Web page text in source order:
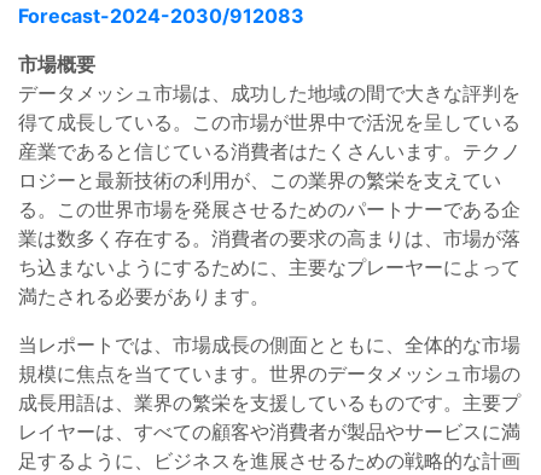
Forecast-2024-2030/912083
市場概要
データメッシュ市場は、成功した地域の間で大きな評判を
得て成長している。この市場が世界中で活況を呈している
産業であると信じている消費者はたくさんいます。テクノ
ロジーと最新技術の利用が、この業界の繁栄を支えてい
る。この世界市場を発展させるためのパートナーである企
業は数多く存在する。消費者の要求の高まりは、市場が落
ち込まないようにするために、主要なプレーヤーによって
満たされる必要があります。
当レポートでは、市場成長の側面とともに、全体的な市場
規模に焦点を当てています。世界のデータメッシュ市場の
成長用語は、業界の繁栄を支援しているものです。主要プ
レイヤーは、すべての顧客や消費者が製品やサービスに満
足するように、ビジネスを進展させるための戦略的な計画